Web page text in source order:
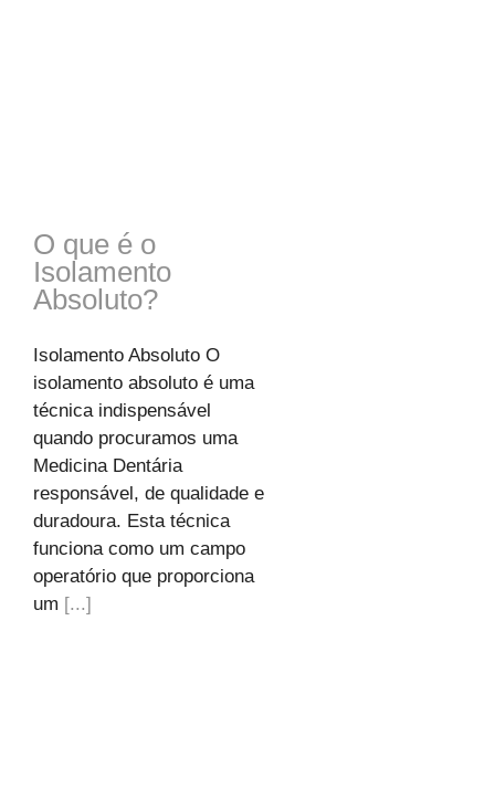
O que é o
Isolamento
Absoluto?
Isolamento Absoluto O
isolamento absoluto é uma
técnica indispensável
quando procuramos uma
Medicina Dentária
responsável, de qualidade e
duradoura. Esta técnica
funciona como um campo
operatório que proporciona
um [...]